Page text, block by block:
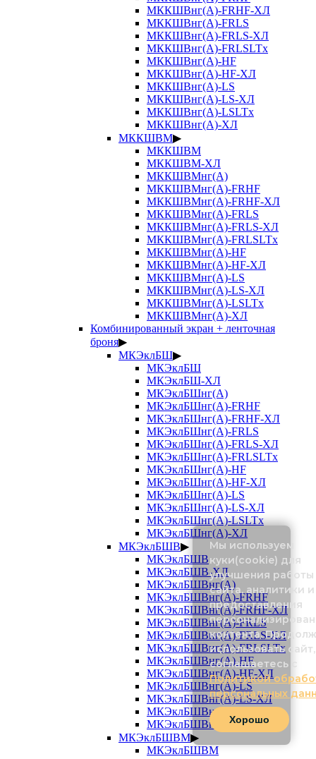
МККШВнг(А)-FRHF-ХЛ
МККШВнг(А)-FRLS
МККШВнг(А)-FRLS-ХЛ
МККШВнг(А)-FRLSLTx
МККШВнг(А)-HF
МККШВнг(А)-HF-ХЛ
МККШВнг(А)-LS
МККШВнг(А)-LS-ХЛ
МККШВнг(А)-LSLTx
МККШВнг(А)-ХЛ
МККШВМ▶
МККШВМ
МККШВМ-ХЛ
МККШВМнг(А)
МККШВМнг(А)-FRHF
МККШВМнг(А)-FRHF-ХЛ
МККШВМнг(А)-FRLS
МККШВМнг(А)-FRLS-ХЛ
МККШВМнг(А)-FRLSLTx
МККШВМнг(А)-HF
МККШВМнг(А)-HF-ХЛ
МККШВМнг(А)-LS
МККШВМнг(А)-LS-ХЛ
МККШВМнг(А)-LSLTx
МККШВМнг(А)-ХЛ
Комбинированный экран + ленточная
броня▶
МКЭклБШ▶
МКЭклБШ
МКЭклБШ-ХЛ
МКЭклБШнг(А)
МКЭклБШнг(А)-FRHF
МКЭклБШнг(А)-FRHF-ХЛ
МКЭклБШнг(А)-FRLS
МКЭклБШнг(А)-FRLS-ХЛ
МКЭклБШнг(А)-FRLSLTx
МКЭклБШнг(А)-HF
МКЭклБШнг(А)-HF-ХЛ
МКЭклБШнг(А)-LS
МКЭклБШнг(А)-LS-ХЛ
МКЭклБШнг(А)-LSLTx
МКЭклБШнг(А)-ХЛ
МКЭклБШВ▶
МКЭклБШВ
МКЭклБШВ-ХЛ
МКЭклБШВнг(А)
МКЭклБШВнг(А)-FRHF
МКЭклБШВнг(А)-FRHF-ХЛ
МКЭклБШВнг(А)-FRLS
МКЭклБШВнг(А)-FRLS-ХЛ
МКЭклБШВнг(А)-FRLSLTx
МКЭклБШВнг(А)-HF
МКЭклБШВнг(А)-HF-ХЛ
МКЭклБШВнг(А)-LS
МКЭклБШВнг(А)-LS-ХЛ
МКЭклБШВнг(А)-LSLTx
МКЭклБШВнг(А)-ХЛ
МКЭклБШВМ▶
МКЭклБШВМ
Мы используем
куки(cookie) для
улучшения работы
сайта, аналитики и
предоставления
контента.
использовать
соглашаетесь с
Политикой
персональных
Хорошо